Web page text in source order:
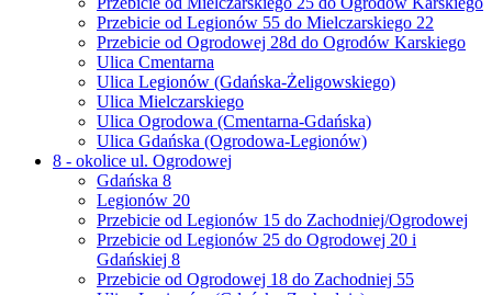
Przebicie od Legionów 55 do Mielczarskiego 22
Przebicie od Ogrodowej 28d do Ogrodów Karskiego
Ulica Cmentarna
Ulica Legionów (Gdańska-Żeligowskiego)
Ulica Mielczarskiego
Ulica Ogrodowa (Cmentarna-Gdańska)
Ulica Gdańska (Ogrodowa-Legionów)
8 - okolice ul. Ogrodowej
Gdańska 8
Legionów 20
Przebicie od Legionów 15 do Zachodniej/Ogrodowej
Przebicie od Legionów 25 do Ogrodowej 20 i
Gdańskiej 8
Przebicie od Ogrodowej 18 do Zachodniej 55